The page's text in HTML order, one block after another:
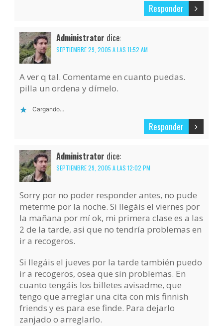
Responder
Administrator dice:
SEPTIEMBRE 29, 2005 A LAS 11:52 AM
A ver q tal. Comentame en cuanto puedas.
pilla un ordena y dímelo.
Cargando...
Responder
Administrator dice:
SEPTIEMBRE 29, 2005 A LAS 12:02 PM
Sorry por no poder responder antes, no pude
meterme por la noche. Si llegáis el viernes por
la mañana por mí ok, mi primera clase es a las
2 de la tarde, asi que no tendría problemas en
ir a recogeros.
Si llegáis el jueves por la tarde también puedo
ir a recogeros, osea que sin problemas. En
cuanto tengáis los billetes avisadme, que
tengo que arreglar una cita con mis finnish
friends y es para ese finde. Para dejarlo
zanjado o arreglarlo.